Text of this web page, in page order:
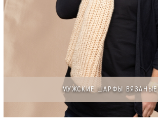
МУЖСКИЕ ШАРФЫ ВЯЗАНЫЕ